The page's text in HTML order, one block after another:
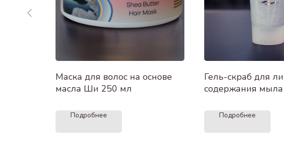
Маска для волос на основе
масла Ши 250 мл
Подробнее
Гель-скраб для
содержания
Подробнее